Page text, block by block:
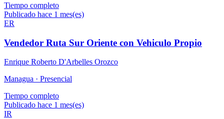
Tiempo completo
Publicado hace 1 mes(es)
ER
Vendedor Ruta Sur Oriente con Vehiculo Propio
Enrique Roberto D'Arbelles Orozco
Managua · Presencial
Tiempo completo
Publicado hace 1 mes(es)
IR